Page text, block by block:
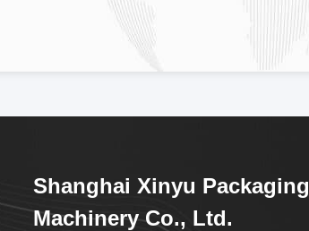
Shanghai Xinyu Packaging
Machinery Co., Ltd.